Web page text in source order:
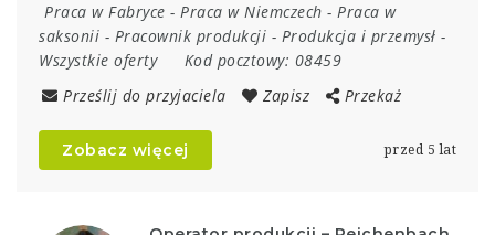
Praca w Fabryce - Praca w Niemczech - Praca w
saksonii - Pracownik produkcji - Produkcja i przemysł -
Wszystkie oferty
Kod pocztowy: 08459
Prześlij do przyjaciela
Zapisz Przekaż
Zobacz więcej przed 5 lat